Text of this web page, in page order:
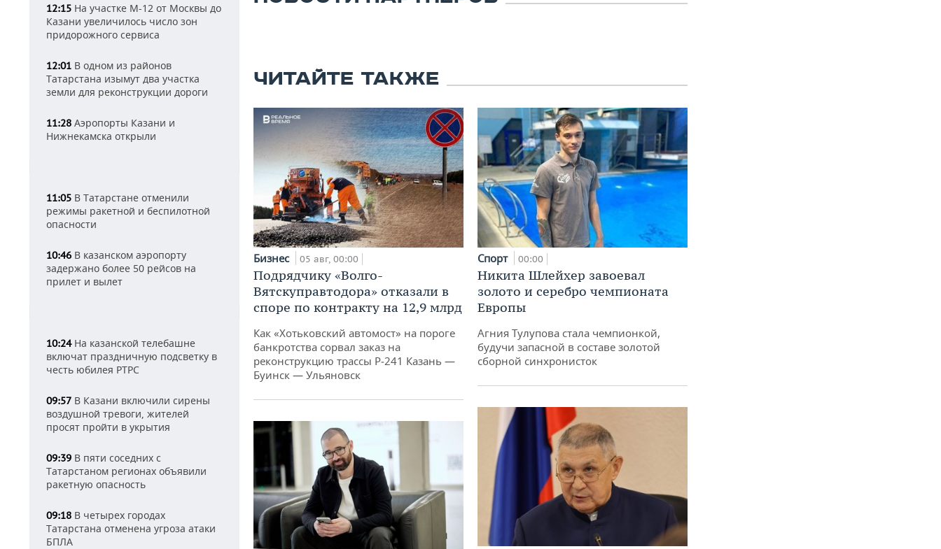
12:15 На участке М-12 от Москвы до
Казани увеличилось число зон
придорожного сервиса
12:01 В одном из районов
Татарстана изымут два участка
земли для реконструкции дороги
11:28 Аэропорты Казани и
Нижнекамска открыли
11:05 В Татарстане отменили
режимы ракетной и беспилотной
опасности
10:46 В казанском аэропорту
задержано более 50 рейсов на
прилет и вылет
10:24На казанской телебашне
включат праздничную подсветку в
честь юбилея РТРС
09:57 В Казани включили сирены
воздушной тревоги, жителей
просят пройти в укрытия
09:39 В пяти соседних с
Татарстаном регионах объявили
ракетную опасность
09:18 В четырех городах
Татарстана отменена угроза атаки
БПЛА
ЧИТАЙТЕ ТАКЖЕ
Бизнес 05 авг, 00:00
Подрядчику «Волго-
Вятскуправтодора» отказали в
споре по контракту на 12,9 млрд
Как «Хотьковский автомост» на пороге
банкротства сорвал заказ на
реконструкцию трассы Р‑241 Казань —
Буинск — Ульяновск
Спорт 00:00
Никита Шлейхер завоевал
золото и серебро чемпионата
Европы
Агния Тулупова стала чемпионкой,
будучи запасной в составе золотой
сборной синхронисток